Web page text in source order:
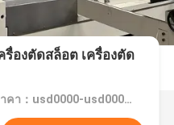
รื่องตัดสล็อต เครื่องตัด
ราคา：usd0000-usd00000